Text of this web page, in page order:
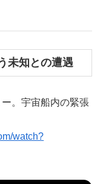
未知との遭遇
。宇宙船内の緊張
watch?